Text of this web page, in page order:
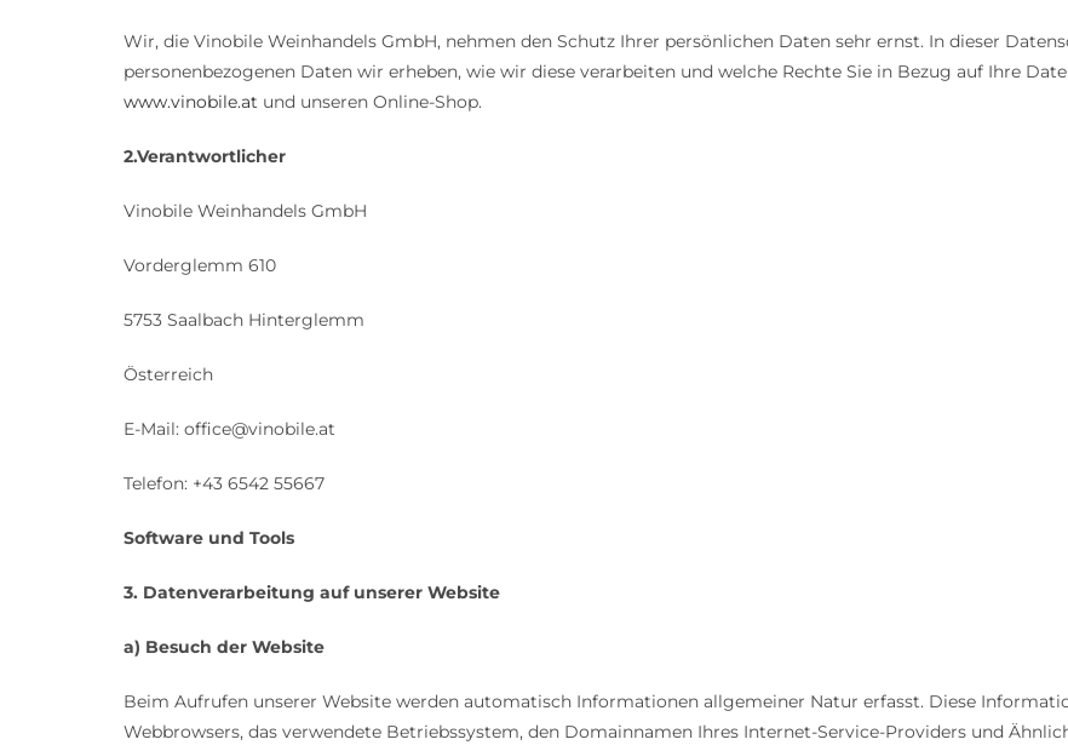
Wir, die Vinobile Weinhandels GmbH, nehmen den Schutz Ihrer persönlichen Daten sehr ernst. In dieser
personenbezogenen Daten wir erheben, wie wir diese verarbeiten und welche Rechte Sie in Bezug auf Ihre
www.vinobile.at und unseren Online-Shop.
2.Verantwortlicher
Vinobile Weinhandels GmbH
Vorderglemm 610
5753 Saalbach Hinterglemm
Österreich
E-Mail: office@vinobile.at
Telefon: +43 6542 55667
Software und Tools
3. Datenverarbeitung auf unserer Website
a) Besuch der Website
Beim Aufrufen unserer Website werden automatisch Informationen allgemeiner Natur erfasst. Diese
Webbrowsers, das verwendete Betriebssystem, den Domainnamen Ihres Internet-Service-Providers und